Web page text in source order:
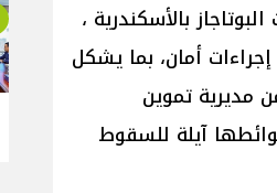
اسطوانات البوتاجاز بالأسكندرية ،
أمان، بما يشكل
مديرية تموين
آيلة للسقوط